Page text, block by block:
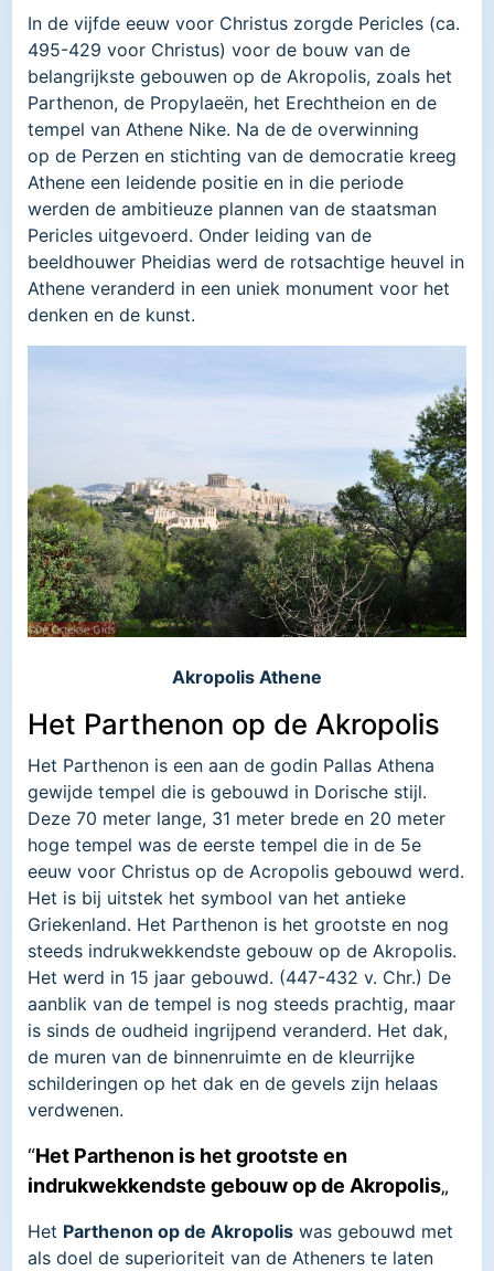
In de vijfde eeuw voor Christus zorgde Pericles (ca.
495-429 voor Christus) voor de bouw van de
belangrijkste gebouwen op de Akropolis, zoals het
Parthenon, de Propylaeën, het Erechtheion en de
tempel van Athene Nike. Na de de overwinning
op de Perzen en stichting van de democratie kreeg
Athene een leidende positie en in die periode
werden de ambitieuze plannen van de staatsman
Pericles uitgevoerd. Onder leiding van de
beeldhouwer Pheidias werd de rotsachtige heuvel in
Athene veranderd in een uniek monument voor het
denken en de kunst.
Akropolis Athene
Het Parthenon op de Akropolis
Het Parthenon is een aan de godin Pallas Athena
gewijde tempel die is gebouwd in Dorische stijl.
Deze 70 meter lange, 31 meter brede en 20 meter
hoge tempel was de eerste tempel die in de 5e
eeuw voor Christus op de Acropolis gebouwd werd.
Het is bij uitstek het symbool van het antieke
Griekenland. Het Parthenon is het grootste en nog
steeds indrukwekkendste gebouw op de Akropolis.
Het werd in 15 jaar gebouwd. (447-432 v. Chr.) De
aanblik van de tempel is nog steeds prachtig, maar
is sinds de oudheid ingrijpend veranderd. Het dak,
de muren van de binnenruimte en de kleurrijke
schilderingen op het dak en de gevels zijn helaas
verdwenen.
“Het Parthenon is het grootste en
indrukwekkendste gebouw op de Akropolis„
Het Parthenon op de Akropolis was gebouwd met
als doel de superioriteit van de Atheners te laten